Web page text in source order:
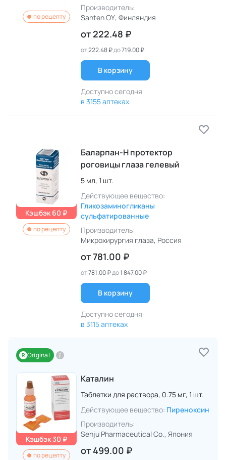
по рецепту
Производитель:
Santen OY, Финляндия
от 222.48 ₽
от222.48 ₽до719.00 ₽
В корзину
Доступно сегодня
в 3155 аптеках
Кэшбэк 60 ₽
по рецепту
Баларпан-Н протектор
роговицы глаза гелевый
5 мл, 1 шт.
Действующее вещество:
Гликозаминогликаны
сульфатированные
Производитель:
Микрохирургия глаза, Россия
от781.00 ₽
от781.00 ₽до1 847.00 ₽
В корзину
Доступно сегодня
в 3115 аптеках
Original
Кэшбэк 30 ₽
по рецепту
Каталин
Таблетки для раствора, 0.75 мг, 1 шт.
Действующее вещество: Пиреноксин
Производитель:
Senju Pharmaceutical Co., Япония
от 499.00 ₽